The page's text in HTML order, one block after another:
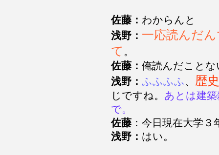
佐藤： わからんと
浅野： 一応読んだ
て 。
佐藤： 俺読んだこと
浅野： ふふふふ、 歴
じですね。 あとは建
で。
佐藤 ：今日現在大学
浅野： はい。